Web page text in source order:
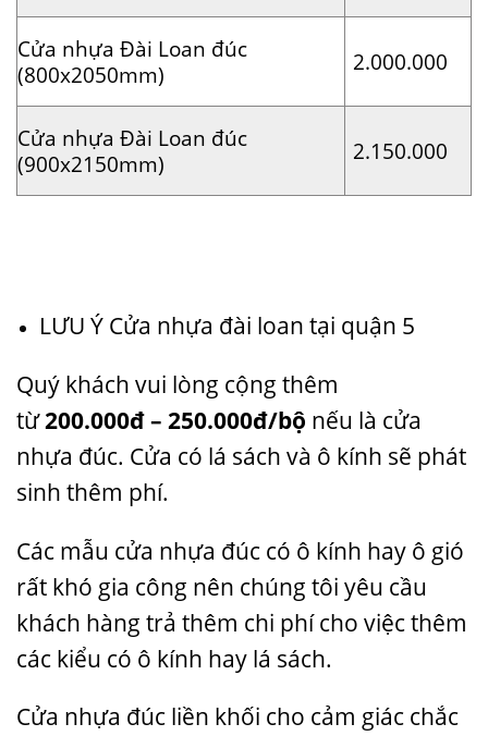
Cửa nhựa Đài Loan đúc
(800x2050mm)
2.000.000
Cửa nhựa Đài Loan đúc
(900x2150mm)
2.150.000
LƯU Ý Cửa nhựa đài loan tại quận 5
Quý khách vui lòng cộng thêm
từ200.000đ – 250.000đ/bộ nếu là cửa
nhựa đúc. Cửa có lá sách và ô kính sẽ phát
sinh thêm phí.
Các mẫu cửa nhựa đúc có ô kính hay ô gió
rất khó gia công nên chúng tôi yêu cầu
khách hàng trả thêm chi phí cho việc thêm
các kiểu có ô kính hay lá sách.
Cửa nhựa đúc liền khối cho cảm giác chắc